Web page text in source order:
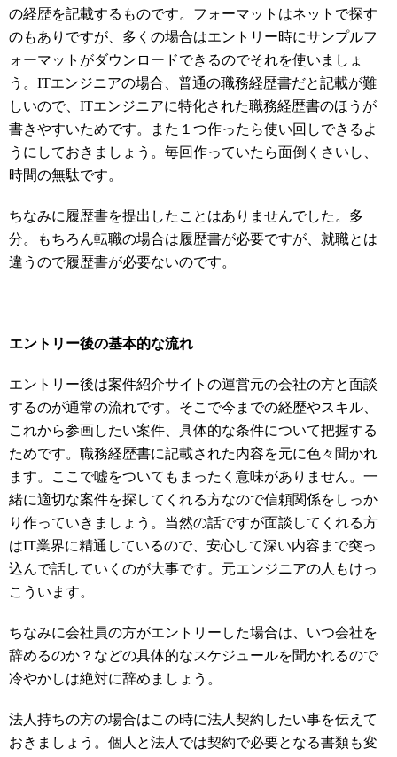
の経歴を記載するものです。フォーマットはネットで探す
のもありですが、多くの場合はエントリー時にサンプルフ
ォーマットがダウンロードできるのでそれを使いましょ
う。ITエンジニアの場合、普通の職務経歴書だと記載が難
しいので、ITエンジニアに特化された職務経歴書のほうが
書きやすいためです。また１つ作ったら使い回しできるよ
うにしておきましょう。毎回作っていたら面倒くさいし、
時間の無駄です。
ちなみに履歴書を提出したことはありませんでした。多
分。もちろん転職の場合は履歴書が必要ですが、就職とは
違うので履歴書が必要ないのです。
エントリー後の基本的な流れ
エントリー後は案件紹介サイトの運営元の会社の方と面談
するのが通常の流れです。そこで今までの経歴やスキル、
これから参画したい案件、具体的な条件について把握する
ためです。職務経歴書に記載された内容を元に色々聞かれ
ます。ここで嘘をついてもまったく意味がありません。一
緒に適切な案件を探してくれる方なので信頼関係をしっか
り作っていきましょう。当然の話ですが面談してくれる方
はIT業界に精通しているので、安心して深い内容まで突っ
込んで話していくのが大事です。元エンジニアの人もけっ
こういます。
ちなみに会社員の方がエントリーした場合は、いつ会社を
辞めるのか？などの具体的なスケジュールを聞かれるので
冷やかしは絶対に辞めましょう。
法人持ちの方の場合はこの時に法人契約したい事を伝えて
おきましょう。個人と法人では契約で必要となる書類も変